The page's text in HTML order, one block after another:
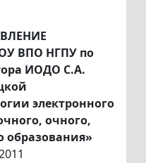
ВПО НГПУ по
ИОДО С.А.
электронного
очного,
образования»